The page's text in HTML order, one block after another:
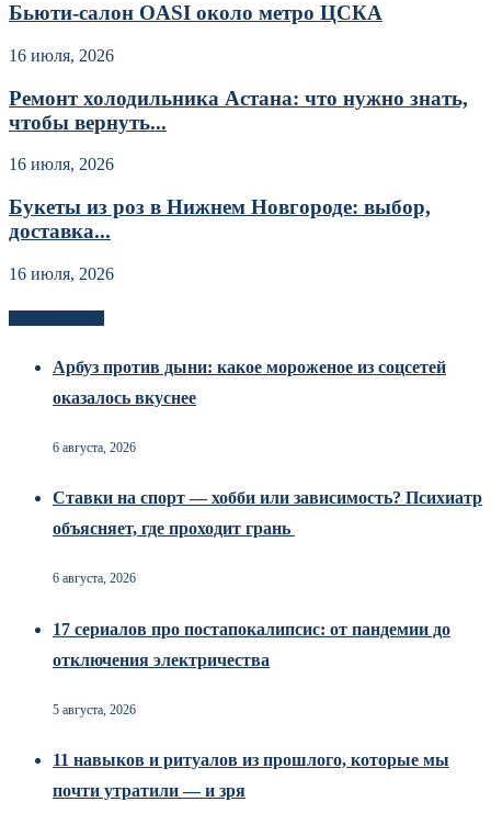
Бьюти-салон OASI около метро ЦСКА
16 июля, 2026
Ремонт холодильника Астана: что нужно знать,
чтобы вернуть...
16 июля, 2026
Букеты из роз в Нижнем Новгороде: выбор,
доставка...
16 июля, 2026
Арбуз против дыни: какое мороженое из соцсетей
оказалось вкуснее
6 августа, 2026
Ставки на спорт — хобби или зависимость? Психиатр
объясняет, где проходит грань
6 августа, 2026
17 сериалов про постапокалипсис: от пандемии до
отключения электричества
5 августа, 2026
11 навыков и ритуалов из прошлого, которые мы
почти утратили — и зря